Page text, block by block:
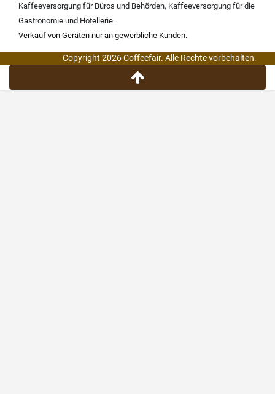
Kaffeeversorgung für Büros und Behörden, Kaffeeversorgung für die
Gastronomie und Hotellerie.
Verkauf von Geräten nur an gewerbliche Kunden.
Copyright 2026 Coffeefair. Alle Rechte vorbehalten.